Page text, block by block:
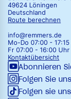
49624 Löningen
Deutschland
Route berechnen
info@remmers.de
Mo-Do 07:00 -
Fr 07:00 - 16:00 Uhr
Kontaktübersicht
Abonnieren
Folgen Sie
Folgen sie